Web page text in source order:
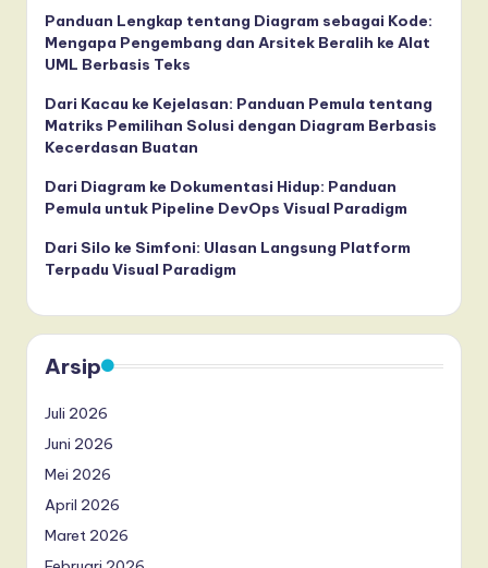
Panduan Lengkap tentang Diagram sebagai Kode:
Mengapa Pengembang dan Arsitek Beralih ke Alat
UML Berbasis Teks
Dari Kacau ke Kejelasan: Panduan Pemula tentang
Matriks Pemilihan Solusi dengan Diagram Berbasis
Kecerdasan Buatan
Dari Diagram ke Dokumentasi Hidup: Panduan
Pemula untuk Pipeline DevOps Visual Paradigm
Dari Silo ke Simfoni: Ulasan Langsung Platform
Terpadu Visual Paradigm
Arsip
Juli 2026
Juni 2026
Mei 2026
April 2026
Maret 2026